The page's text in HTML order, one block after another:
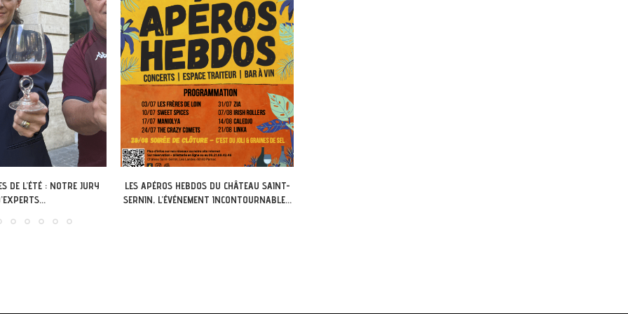
DU CHÂTEAU SAINT-
INCONTOURNABLE...
LOT OF SAVEURS : LA BILLETTERIE EST
OUVERTE...